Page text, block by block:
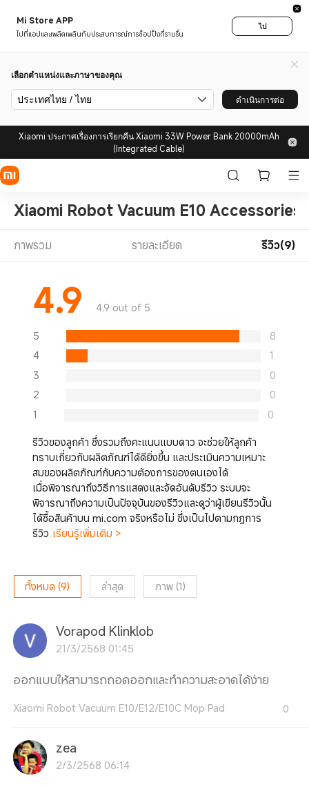
Mi Store APP
ไปที่แอปและเพลิดเพลินกับประสบการณ์การช็อปปิ้งที่ราบรื่น
ไป
เลือกตำแหน่งและภาษาของคุณ
ประเทศไทย / ไทย ดำเนินการต่อ
Xiaomi ประกาศเรื่องการเรียกคืน Xiaomi 33W Power Bank 20000mAh
(Integrated Cable)
Xiaomi Robot Vacuum E10 Accessories
ภาพรวม รายละเอียด รีวิว(9)
4.9 4.9 out of 5
5
8
4
1
3
0
2
0
1
0
รีวิวของลูกค้า ซึ่งรวมถึงคะแนนแบบดาว จะช่วยให้ลูกค้า
ทราบเกี่ยวกับผลิตภัณฑ์ได้ดียิ่งขึ้น และประเมินความเหมาะ
สมของผลิตภัณฑ์กับความต้องการของตนเองได้
เมื่อพิจารณาถึงวิธีการแสดงและจัดอันดับรีวิว ระบบจะ
พิจารณาถึงความเป็นปัจจุบันของรีวิวและดูว่าผู้เขียนรีวิวนั้น
ได้ซื้อสินค้าบน mi.com จริงหรือไม่ ซึ่งเป็นไปตามกฎการ
รีวิว เรียนรู้เพิ่มเติม >
ทั้งหมด (9) ล่าสุด ภาพ(1)
Vorapod Klinklob
21/3/2568 01:45
ออกแบบให้สามารถถอดออกและทำความสะอาดได้ง่าย
Xiaomi Robot Vacuum E10/E12/E10C Mop Pad 0
zea
2/3/2568 06:14